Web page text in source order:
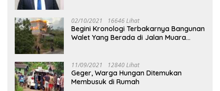
02/10/2021 16646 Lihat
Begini Kronologi Terbakarnya Bangunan
Walet Yang Berada di Jalan Muara
11/09/2021 12840 Lihat
Geger, Warga Hungan Ditemukan
Membusuk di Rumah